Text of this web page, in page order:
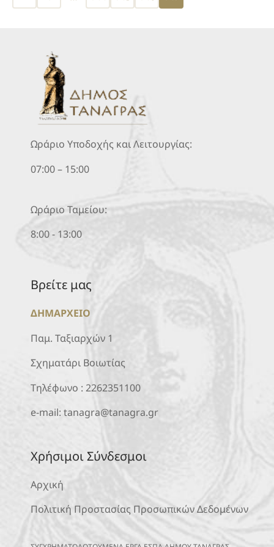
Ωράριο Υποδοχής και Λειτουργίας:
07:00 – 15:00
Ωράριο Ταμείου:
8:00 - 13:00
Βρείτε μας
ΔΗΜΑΡΧΕΙΟ
Παμ. Ταξιαρχών 1
Σχηματάρι Βοιωτίας
Τηλέφωνο : 2262351100
e-mail: tanagra@tanagra.gr
Χρήσιμοι Σύνδεσμοι
Αρχική
Πολιτική Προστασίας Προσωπικών Δεδομένων